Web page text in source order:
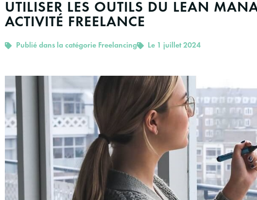
UTILISER LES OUTILS DU LEAN
ACTIVITÉ FREELANCE
Publié dans la catégorie Freelancing Le 1 juillet 2024